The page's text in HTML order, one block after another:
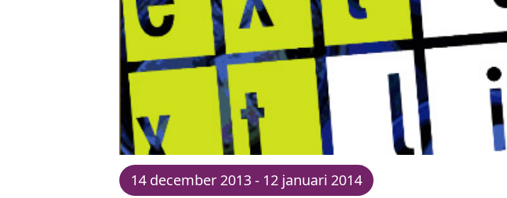
14 december 2013- 12 januari 2014